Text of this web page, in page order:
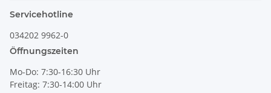
Servicehotline
034202 9962-0
Öffnungszeiten
Mo-Do: 7:30-16:30 Uhr
Freitag: 7:30-14:00 Uhr